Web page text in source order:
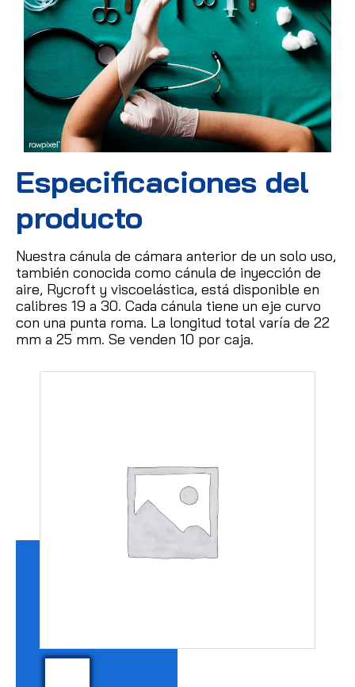
Especificaciones del
producto
Nuestra cánula de cámara anterior de un solo uso,
también conocida como cánula de inyección de
aire, Rycroft y viscoelástica, está disponible en
calibres 19 a 30. Cada cánula tiene un eje curvo
con una punta roma. La longitud total varía de 22
mm a 25 mm. Se venden 10 por caja.